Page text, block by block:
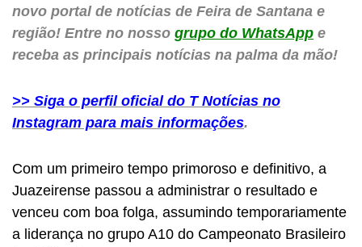
novo portal de notícias de Feira de Santana e
região! Entre no nosso grupo do WhatsApp e
receba as principais notícias na palma da mão!
>> Siga o perfil oficial do T Notícias no
Instagram para mais informações.
Com um primeiro tempo primoroso e definitivo, a
Juazeirense passou a administrar o resultado e
venceu com boa folga, assumindo temporariamente
a liderança no grupo A10 do Campeonato Brasileiro